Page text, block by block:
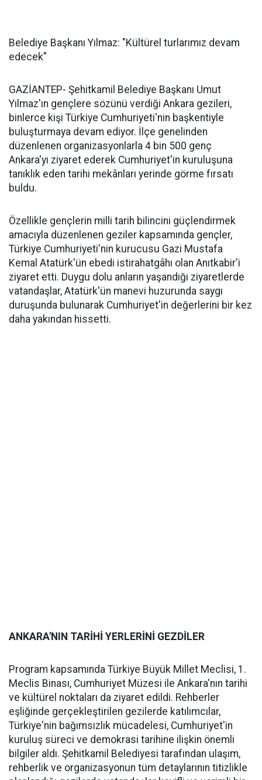
Belediye Başkanı Yılmaz: "Kültürel turlarımız devam
edecek"
GAZİANTEP- Şehitkamil Belediye Başkanı Umut
Yılmaz'ın gençlere sözünü verdiği Ankara gezileri,
binlerce kişi Türkiye Cumhuriyeti'nin başkentiyle
buluşturmaya devam ediyor. İlçe genelinden
düzenlenen organizasyonlarla 4 bin 500 genç
Ankara'yı ziyaret ederek Cumhuriyet'in kuruluşuna
tanıklık eden tarihi mekânları yerinde görme fırsatı
buldu.
Özellikle gençlerin milli tarih bilincini güçlendirmek
amacıyla düzenlenen geziler kapsamında gençler,
Türkiye Cumhuriyeti'nin kurucusu Gazi Mustafa
Kemal Atatürk'ün ebedi istirahatgâhı olan Anıtkabir'i
ziyaret etti. Duygu dolu anların yaşandığı ziyaretlerde
vatandaşlar, Atatürk'ün manevi huzurunda saygı
duruşunda bulunarak Cumhuriyet'in değerlerini bir kez
daha yakından hissetti.
ANKARA'NIN TARİHİ YERLERİNİ GEZDİLER
Program kapsamında Türkiye Büyük Millet Meclisi, 1.
Meclis Binası, Cumhuriyet Müzesi ile Ankara'nın tarihi
ve kültürel noktaları da ziyaret edildi. Rehberler
eşliğinde gerçekleştirilen gezilerde katılımcılar,
Türkiye'nin bağımsızlık mücadelesi, Cumhuriyet'in
kuruluş süreci ve demokrasi tarihine ilişkin önemli
bilgiler aldı. Şehitkamil Belediyesi tarafından ulaşım,
rehberlik ve organizasyonun tüm detaylarının titizlikle